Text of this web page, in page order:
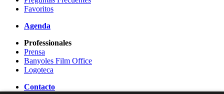
Favoritos
Agenda
Professionales
Prensa
Banyoles Film Office
Logoteca
Contacto